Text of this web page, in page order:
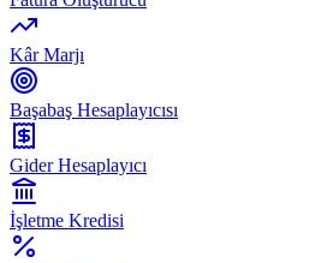
Kâr Marjı
Başabaş Hesaplayıcısı
Gider Hesaplayıcı
İşletme Kredisi